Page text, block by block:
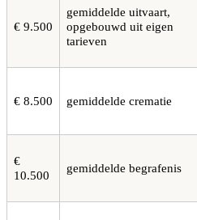
€ 9.500
gemiddelde uitvaart,
opgebouwd uit eigen
tarieven
€ 8.500 gemiddelde crematie
€
10.500
gemiddelde begrafenis